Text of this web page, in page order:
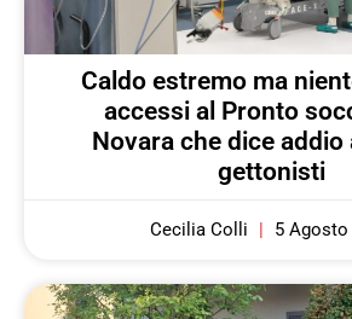
Caldo estremo ma
accessi al Pronto
Novara che dice addio
gettonisti
Cecilia Colli 5 Agosto